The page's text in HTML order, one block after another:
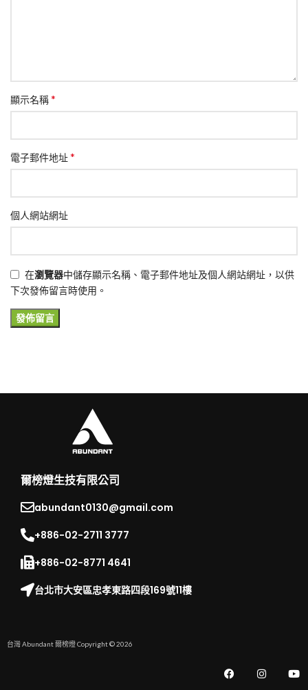
顯示名稱*
電子郵件地址*
個人網站網址
在瀏覽器中儲存顯示名稱、電子郵件地址及個人網站網址，以供
下次發佈留言時使用。
爾榜燈生技有限公司
abundant0130@gmail.com
+886-02-2711 3777​
+886-02-8771 4641
台北市大安區忠孝東路四段169號11樓
台灣 Abundant 爾榜燈 Copyright © 2026